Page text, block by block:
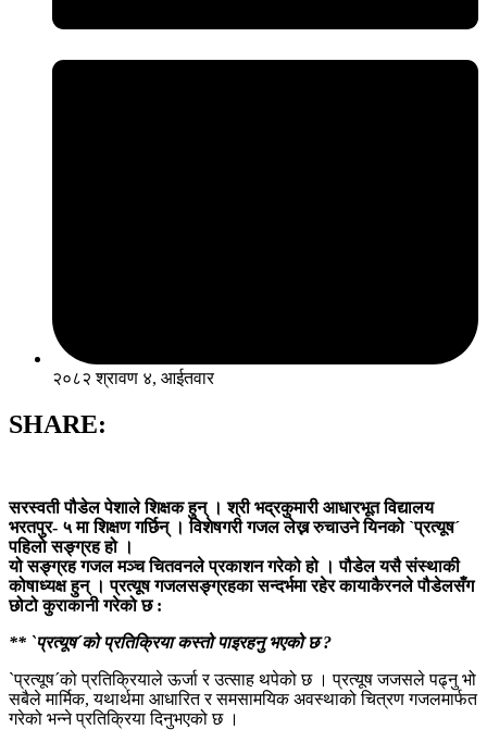
२०८२ श्रावण ४, आईतवार
SHARE:
सरस्वती पौडेल पेशाले शिक्षक हुन् । श्री भद्रकुमारी आधारभूत विद्यालय
भरतपुर- ५ मा शिक्षण गर्छिन् । विशेषगरी गजल लेख्न रुचाउने यिनको `प्रत्यूष´
पहिलो सङ्ग्रह हो ।
यो सङ्ग्रह गजल मञ्च चितवनले प्रकाशन गरेको हो । पौडेल यसै संस्थाकी
कोषाध्यक्ष हुन् । प्रत्यूष गजलसङ्ग्रहका सन्दर्भमा रहेर कायाकैरनले पौडेलसँग
छोटो कुराकानी गरेको छ :
** `प्रत्यूष´को प्रतिक्रिया कस्तो पाइरहनु भएको छ ?
`प्रत्यूष´को प्रतिक्रियाले ऊर्जा र उत्साह थपेको छ । प्रत्यूष जजसले पढ्नु भो
सबैले मार्मिक, यथार्थमा आधारित र समसामयिक अवस्थाको चित्रण गजलमार्फत
गरेको भन्ने प्रतिक्रिया दिनुभएको छ ।